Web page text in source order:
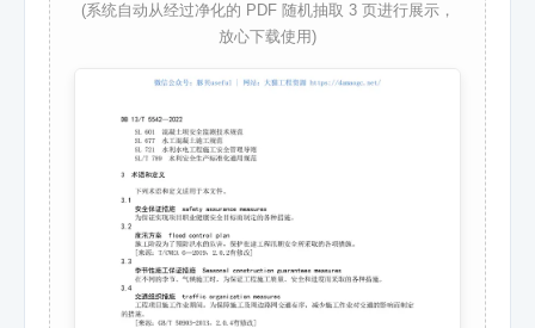
(系统自动从经过净化的 PDF 随机抽取 3 页进行展示，
放心下载使用)